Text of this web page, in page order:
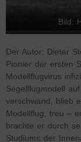
Bild:
Der Autor: Dieter
Pionier der ersten
Modellflugvirus
Segelflugmodell
verschwand, blieb
Modellflug, treu –
brachte er durch
Studiums der